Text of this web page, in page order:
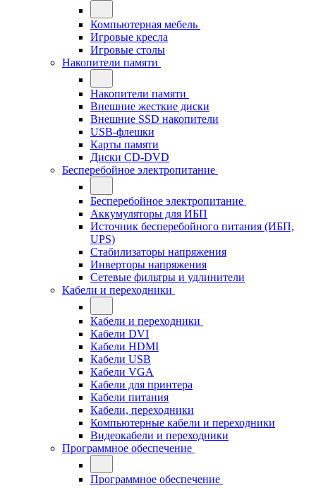
Компьютерная мебель
Игровые кресла
Игровые столы
Накопители памяти
Накопители памяти
Внешние жесткие диски
Внешние SSD накопители
USB-флешки
Карты памяти
Диски CD-DVD
Бесперебойное электропитание
Бесперебойное электропитание
Аккумуляторы для ИБП
Источник бесперебойного питания (ИБП,
UPS)
Стабилизаторы напряжения
Инверторы напряжения
Сетевые фильтры и удлинители
Кабели и переходники
Кабели и переходники
Кабели DVI
Кабели HDMI
Кабели USB
Кабели VGA
Кабели для принтера
Кабели питания
Кабели, переходники
Компьютерные кабели и переходники
Видеокабели и переходники
Программное обеспечение
Программное обеспечение